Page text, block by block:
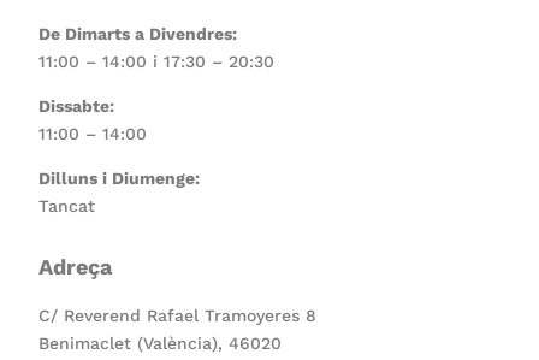
De Dimarts a Divendres:
11:00 – 14:00 i 17:30 – 20:30
Dissabte:
11:00 – 14:00
Dilluns i Diumenge:
Tancat
Adreça
C/ Reverend Rafael Tramoyeres 8
Benimaclet (València), 46020